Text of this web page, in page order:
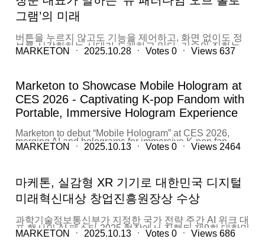
험관, 새만금메타버스체험관 등 체험형 전시시설을 비롯
해 국립청소년미래환경센터, 국립청소년바이오생명센터
등 청소년 수련시설에 설치됐다. 한국전기안전공사, 인천
에서도 사용되며 적용 범위를 빠르게 확장하고 있다. 마
케톤은 이번 세계일류상품 선정으로 국내 박물관·과학관
등 교육 전시 시장 공략을 강화하고, 미국·독일·싱가포르
본격적인 해외 레퍼런스 구축이 가능할 것이라는 기대가
나온다. 동시에 마케톤은 B2G·B2B 중심의 사업 모델을...
도시로 홀로그램 수요 최적지… SPK 실무 총괄과의 만
남도" 독일은 유럽의 중심국가이자 역사와 문화를 보존·
트, 마인츠 등 주요 도시에는 대형 박물관과 기록 보관소
가 밀집해 있으며, 최근 몇 년간 “디지털 전환”이 주요 과
제로 떠올랐다. 마케톤은 한국에서 이미 서대문자연사박
내렸다. 특히 독일 박물관들이 관심을 기울이는 ‘3D 콘텐
츠화’와 ‘몰입형 전시 체험’에 대응할 수 있는 기술력으로
주목받았다. 이번 전시회에서 가장 큰 성과는
SPK(Stiftung Preußischer Kulturbesitz, 프로이센 문화재
단) 실무 총괄과의 비즈니스 미팅이었다. SPK는 독일 연
1957년 설립 이후 베를린을 중심으로 25개 기관(박물관,
도서관, 기록보관소, 연구소)을 관리·운영하고 있다. 특히
페르가몬 박물관(Pergamon Museum)을 포함해 세계적
몰입감을...
그램’의 미래
버튼을 누르지 않고도 기능을 제어하고, 화면 없이도 정
보를 시각화하는 시대가 도래하고 있다. 기술의 진화는
단순한 디스플레이를 넘어, 사용자의 시선과 손짓에 반응
플레이는 더 이상 유리나 프레임 안에 있을 필요가 없습
니다. 허공에 뜬 정보와 손끝의 바람만으로도 충분하죠.”
마케톤 양창준 대표는 국내 홀로그램 산업의 돌파구로
‘자동차’를 가장 먼저 꼽았다. 그는 2023년부터 2024년까
지 현대자동차와 함께 실증사업을 수행한 경험을 소개하
며, “기어 노브와 버튼을 모두 없애고, 공중에 뜬 홀로그
램과 초음파 햅틱으로만 차량을 조작하는 방식”이라고
설명했다. 운전자는 손끝으로 바람처럼 피드백을 느끼며
변속, 공조, 내비게이션 등을 제어할 수 있고, 시선은 도로
전방에 고정된 채 기능 조작이 가능하다. 양 대표는 “이
나 평면 모니터 터치에 의존하고 있다. 양 대표는 “콘텐츠
는 하루가 다르게 진화하고 있는데 디스플레이는 여전히
2D에 갇혀 있다”며 “VR이나 AR도 헤드셋이나 고글을 써
야 하는 불편함이 여전하다”고 지적했다. 그는 최근 미국
발 담당자가 “차량 가격은 억대를 넘어서지만, 디스플레
이는 여전히 고전적이라 고민이 크다”고 토로한 사례를
들며, “차량 내부가 고도화될수록 시선과 인터페이스에
MARKETON ㆍ 2025.10.28 ㆍ Votes 0 ㆍ Views 637
Marketon to Showcase Mobile Hologram at
CES 2026 - Captivating K-pop Fandom with
Portable, Immersive Hologram Experience
Marketon to debut “Mobile Hologram” at CES 2026,
merging AI and holograms for immersive K-pop fan
experiences, with proven use in education and tourism.
technology, announced that it will unveil its “Mobile
Hologram” device at CES 2026, held in Las Vegas from
January 6 to 9. By fusing AI Agents with hovering
hologram displays, Marketon is introducing a new era of
interactive content targeting the global K-pop fandom
while expanding its proven applications in education,
tourism, and entertainment. Redefining Immersive
MARKETON ㆍ 2025.10.13 ㆍ Votes 0 ㆍ Views 2464
마케톤, 실감형 XR 기기로 대한민국 디지털
미래혁신대상 창업진흥원장상 수상
과학기술정보통신부가 지정한 국가 전략 주간 AI 위크 대
표 행사인 AI 페스타 2025 현장에서 진행된 제9회 대한민
국 디지털 미래혁신대상에서 마케톤(MAKETON)이 창업
MARKETON ㆍ 2025.10.13 ㆍ Votes 0 ㆍ Views 686